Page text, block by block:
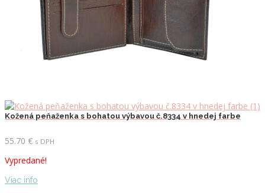
Kožená peňaženka s bohatou výbavou č.8334 v hnedej farbe
55.70 € s DPH
Vypredané!
Viac info